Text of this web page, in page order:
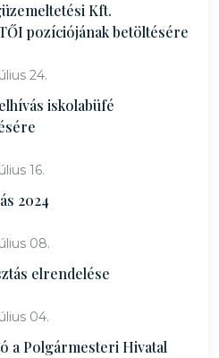
Kft.
pozíciójának betöltésére
24.
iskolabüfé
16.
2024
08.
elrendelése
04.
a Polgármesteri Hivatal